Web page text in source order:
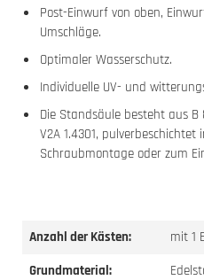
Post-Einwurf von oben,
Umschläge.
Optimaler Wasserschutz.
Individuelle UV- und
Die Standsäule besteht aus
V2A 1.4301, pulverbeschichtet
Schraubmontage oder zum
Anzahl der Kästen:
mit 1
Grundmaterial: